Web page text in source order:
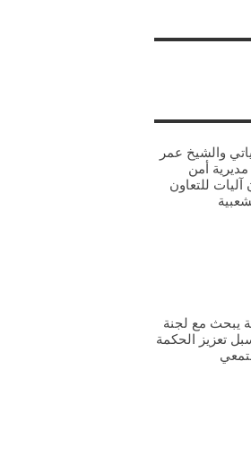
والشيخ عمر
مديرية أمن
للتعاون
يبحث مع لجنة
تعزيز الحكمة